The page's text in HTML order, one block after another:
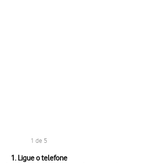
1 de 5
1. Ligue o telefone